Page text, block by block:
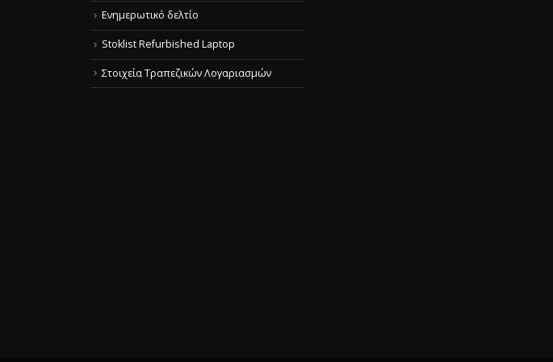
Ενημερωτικό δελτίο
Stoklist Refurbished Laptop
Στοιχεία Τραπεζικών Λογαριασμών